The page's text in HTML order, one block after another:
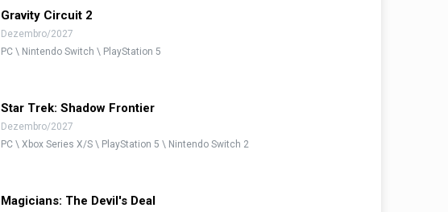
Gravity Circuit 2
Dezembro/2027
PC \ Nintendo Switch \ PlayStation 5
Star Trek: Shadow Frontier
Dezembro/2027
PC \ Xbox Series X/S \ PlayStation 5 \ Nintendo Switch 2
Magicians: The Devil's Deal